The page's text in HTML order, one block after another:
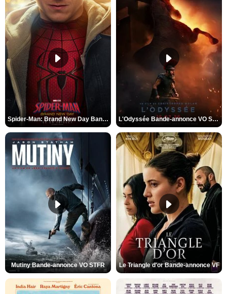
Spider-Man: Brand New Day Bande-annonce VO STFR L'Odyssée Bande-annonce VO STFR
Mutiny Bande-annonce VO STFR Le Triangle d'or Bande-annonce VF